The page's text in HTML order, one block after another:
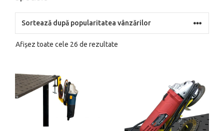
Afișez toate cele 26 de rezultate